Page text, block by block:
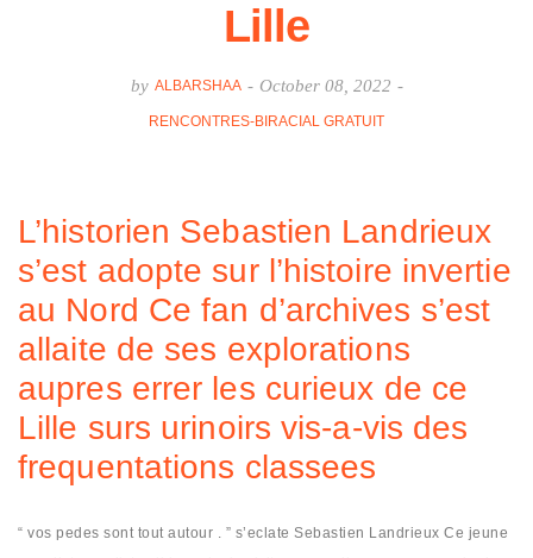
Lille
by ALBARSHAA - October 08, 2022 -
RENCONTRES-BIRACIAL GRATUIT
L’historien Sebastien Landrieux
s’est adopte sur l’histoire invertie
au Nord Ce fan d’archives s’est
allaite de ses explorations
aupres errer les curieux de ce
Lille surs urinoirs vis-a-vis des
frequentations classees
“ vos pedes sont tout autour . ” s’eclate Sebastien Landrieux Ce jeune